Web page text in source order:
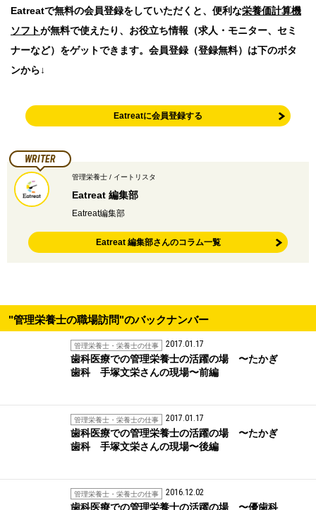
Eatreatで無料の会員登録をしていただくと、便利な栄養価計算機
ソフトが無料で使えたり、お役立ち情報（求人・モニター、セミ
ナーなど）をゲットできます。会員登録（登録無料）は下のボタ
ンから↓
Eatreatに会員登録する
WRITER
管理栄養士 / イートリスタ
Eatreat 編集部
Eatreat編集部
Eatreat 編集部さんのコラム一覧
"管理栄養士の職場訪問"のバックナンバー
管理栄養士・栄養士の仕事 2017.01.17
歯科医療での管理栄養士の活躍の場 〜たかぎ
歯科 手塚文栄さんの現場〜前編
管理栄養士・栄養士の仕事 2017.01.17
歯科医療での管理栄養士の活躍の場 〜たかぎ
歯科 手塚文栄さんの現場〜後編
管理栄養士・栄養士の仕事 2016.12.02
歯科医療での管理栄養士の活躍の場 〜優歯科